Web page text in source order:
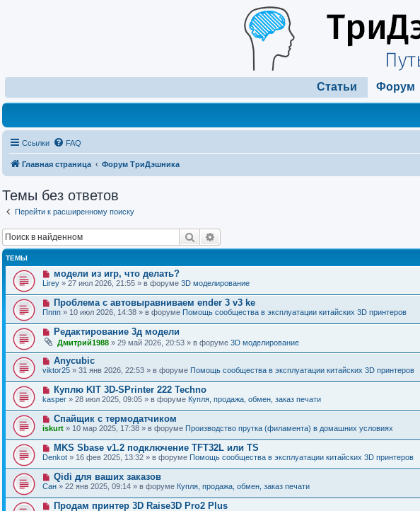
Статьи Форум
Ссылки FAQ
Главная страница Форум ТриДэшника
Темы без ответов
Перейти к расширенному поиску
Поиск
ТЕМЫ
Н
о
в
о
е
с
о
б
щ
е
н
и
е
модели из игр, что делать?
Lirey » 27 июл 2026, 21:55 » в форуме 3D моделирование
Н
о
в
о
е
с
о
о
б
е
н
и
е
Проблема с автовыравниваем ender 3 v3 ke
Пппп » 10 июл 2026, 14:38 » в форуме Помощь сообщества в эксплуатации китайских 3D принтеров
Н
в
о
е
с
о
б
щ
е
н
и
е
Редактирование 3д модели
Дмитрий1988 » 29 май 2026, 20:53 » в форуме 3D моделирование
Н
о
в
о
е
с
о
о
б
е
н
и
е
Anycubic
viktor25 » 31 янв 2026, 22:53 » в форуме Помощь сообщества в эксплуатации китайских 3D принтеров
Н
о
в
о
е
с
о
б
е
н
и
е
Куплю KIT 3D-SPrinter 222 Techno
kasper » 28 июл 2025, 09:05 » в форуме Купля, продажа, обмен, заказ печати
Н
о
в
о
е
с
о
о
б
е
Спайщик с термодатчиком
iskurt » 10 мар 2025, 17:38 » в форуме Производство прутка (филамента) в домашних условиях
Н
о
в
о
е
с
о
MKS Sbase v1.2 подключение TFT32L или TS
Denkot » 16 фев 2025, 13:32 » в форуме Помощь сообщества в эксплуатации китайских 3D принтеров
Н
о
в
о
е
Qidi для ваших заказов
Сан » 22 янв 2025, 09:14 » в форуме Купля, продажа, обмен, заказ печати
НПродам принтер 3D Raise3D Pro2 Plus